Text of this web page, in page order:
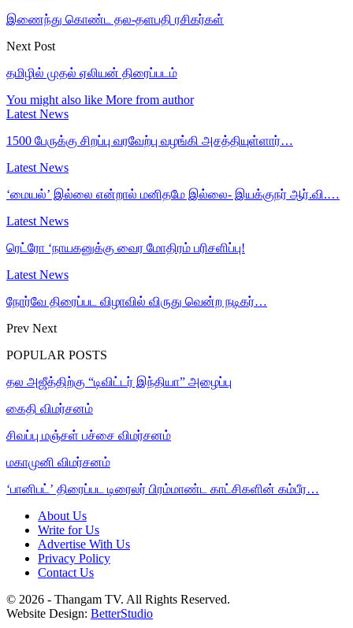
இணைந்து கொண்ட தல-தளபதி ரசிகர்கள்
Next Post
தமிழில் முதல் ஏலியன் திரைப்படம்
You might also like More from author
Latest News
1500 பேருக்கு சிறப்பு வரவேற்பு வழங்கி அசத்தியுள்ளார்…
Latest News
‘மையல்’ இல்லை என்றால் மனிதமே இல்லை- இயக்குநர் ஆர்.வி.…
Latest News
ரெட்ரோ ‘நாயகனுக்கு வைர மோதிரம் பரிசளிப்பு!
Latest News
நோர்வே திரைப்பட விழாவில் விருது வென்ற நடிகர்…
Prev Next
POPULAR POSTS
தல அஜீத்திற்கு “டிவிட்டர் இந்தியா” அழைப்பு
கைதி விமர்சனம்
சிவப்பு மஞ்சள் பச்சை விமர்சனம்
மகாமுனி விமர்சனம்
‘பானிபட்’ திரைப்பட டிரைலர் பிரம்மாண்ட காட்சிகளின் கம்பீர…
About Us
Write for Us
Advertise With Us
Privacy Policy
Contact Us
© 2026 - Thangam TV. All Rights Reserved.
Website Design: BetterStudio